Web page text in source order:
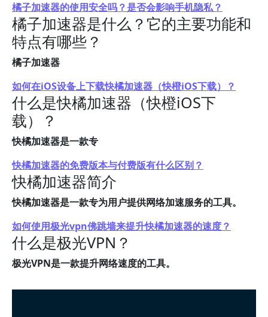
橘子加速器的使用安全吗？是否会影响手机隐私？
橘子加速器是什么？它的主要功能和
特点有哪些？
橘子加速器
如何在iOS设备上下载快橘加速器（快橙iOS下载）？
什么是快橘加速器（快橙iOS下
载）？
快橘加速器是一款专
快橘加速器的免费版本与付费版有什么区别？
快橘加速器简介
快橘加速器是一款专为用户提供网络加速服务的工具。
如何使用极光vpn佛跳墙来提升快橘加速器的速度？
什么是极光VPN？
极光VPN是一款提升网络速度的工具。